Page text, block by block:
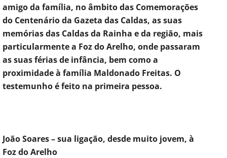
amigo da família, no âmbito das Comemorações
do Centenário da Gazeta das Caldas, assuas
memórias das Caldas da Rainha e da região, mais
particularmente a Foz do Arelho, onde passaram
as suas férias de infância, bem comoa
proximidade à família Maldonado Freitas. O
testemunho é feito na primeira pessoa.
João Soares – sua ligação, desde muito jovem, à
Foz do Arelho